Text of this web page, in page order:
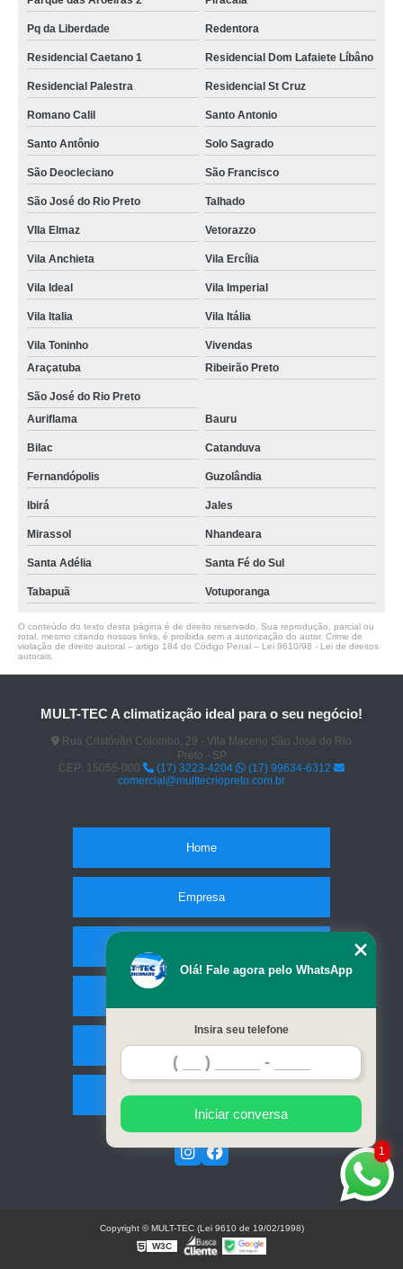
Pq da Liberdade Redentora
Residencial Caetano 1 Residencial Dom Lafaiete Líbâno
Residencial Palestra Residencial St Cruz
Romano Calil Santo Antonio
Santo Antônio Solo Sagrado
São Deocleciano São Francisco
São José do Rio Preto Talhado
VIla Elmaz Vetorazzo
Vila Anchieta Vila Ercília
Vila Ideal Vila Imperial
Vila Italia Vila Itália
Vila Toninho
Vivendas
Araçatuba
Ribeirão Preto
São José do Rio Preto
Auriflama
Bauru
Bilac Catanduva
Fernandópolis Guzolândia
Ibirá Jales
Mirassol Nhandeara
Santa Adélia Santa Fé do Sul
Tabapuã Votuporanga
O conteúdo do texto desta página é de direito reservado. Sua reprodução, parcial ou
total, mesmo citando nossos links, é proibida sem a autorização do autor. Crime de
violação de direito autoral – artigo 184 do Código Penal – Lei 9610/98 - Lei de direitos
autorais
MULT-TEC A climatização ideal para o seu negócio!
Rua Cristóvão Colombo, 29 - Vila Maceno São José do Rio
Preto - SP
CEP: 15055-000
(17) 3223-4204
(17) 99634-6312
comercial@multtecriopreto.com.br
Home
Empresa
Contato
Mapa do site
1
Olá! Fale agora pelo WhatsApp
Insira seu telefone
Iniciar conversa
Copyright © MULT-TEC (Lei 9610 de 19/02/1998)
W3C